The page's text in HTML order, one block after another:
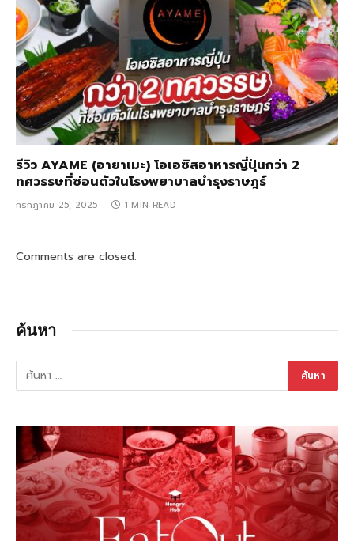
รีวิว AYAME (อายาเมะ) โอเอซิสอาหารญี่ปุ่นกว่า 2
ทศวรรษที่ซ่อนตัวในโรงพยาบาลบำรุงราษฎร์
กรกฎาคม 25, 2025 1 MIN READ
Comments are closed.
ค้นหา